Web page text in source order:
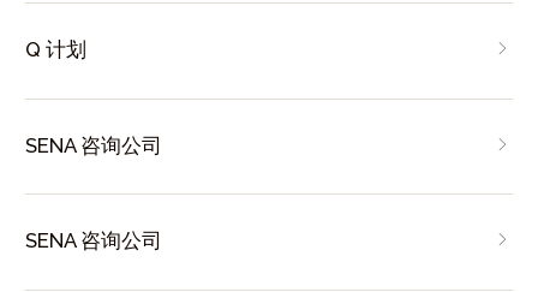
Q 计划
SENA 咨询公司
SENA 咨询公司